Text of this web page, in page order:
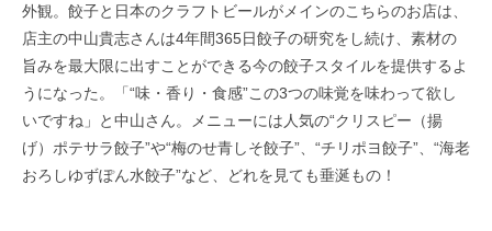
外観。餃子と日本のクラフトビールがメインのこちらのお店は、
店主の中山貴志さんは4年間365日餃子の研究をし続け、素材の
旨みを最大限に出すことができる今の餃子スタイルを提供するよ
うになった。「“味・香り・食感”この3つの味覚を味わって欲し
いですね」と中山さん。メニューには人気の“クリスピー（揚
げ）ポテサラ餃子”や“梅のせ青しそ餃子”、“チリポヨ餃子”、“海老
おろしゆずぽん水餃子”など、どれを見ても垂涎もの！